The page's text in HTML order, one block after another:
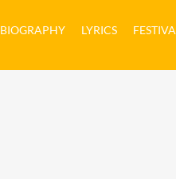
BIOGRAPHY LYRICS